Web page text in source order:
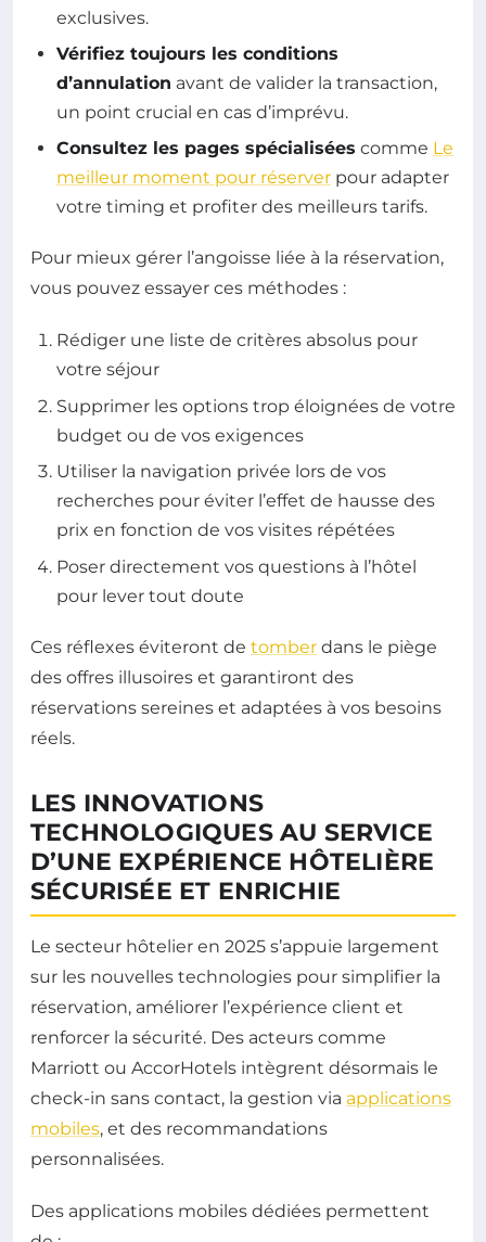
exclusives.
Vérifiez toujours les conditions
d’annulation avant de valider la transaction,
un point crucial en cas d’imprévu.
Consultez les pages spécialisées comme Le
meilleur moment pour réserver pour adapter
votre timing et profiter des meilleurs tarifs.
Pour mieux gérer l’angoisse liée à la réservation,
vous pouvez essayer ces méthodes :
Rédiger une liste de critères absolus pour
votre séjour
Supprimer les options trop éloignées de votre
budget ou de vos exigences
Utiliser la navigation privée lors de vos
recherches pour éviter l’effet de hausse des
prix en fonction de vos visites répétées
Poser directement vos questions à l’hôtel
pour lever tout doute
Ces réflexes éviteront de tomber dans le piège
des offres illusoires et garantiront des
réservations sereines et adaptées à vos besoins
réels.
LES INNOVATIONS
TECHNOLOGIQUES AU SERVICE
D’UNE EXPÉRIENCE HÔTELIÈRE
SÉCURISÉE ET ENRICHIE
Le secteur hôtelier en 2025 s’appuie largement
sur les nouvelles technologies pour simplifier la
réservation, améliorer l’expérience client et
renforcer la sécurité. Des acteurs comme
Marriott ou AccorHotels intègrent désormais le
check-in sans contact, la gestion via applications
mobiles, et des recommandations
personnalisées.
Des applications mobiles dédiées permettent